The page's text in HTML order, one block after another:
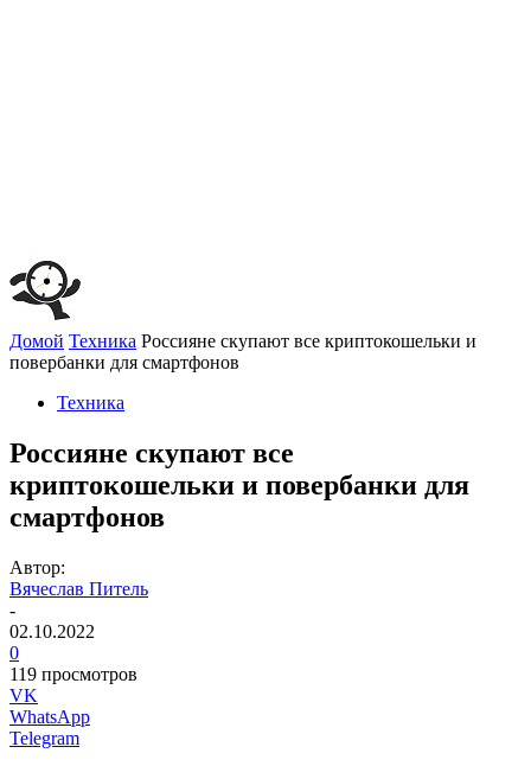
Домой Техника Россияне скупают все криптокошельки и
повербанки для смартфонов
Техника
Россияне скупают все
криптокошельки и повербанки для
смартфонов
Автор:
Вячеслав Питель
-
02.10.2022
0
119 просмотров
VK
WhatsApp
Telegram